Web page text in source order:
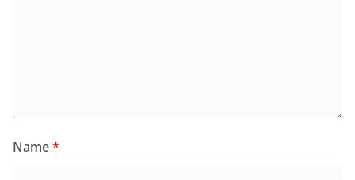
Name*